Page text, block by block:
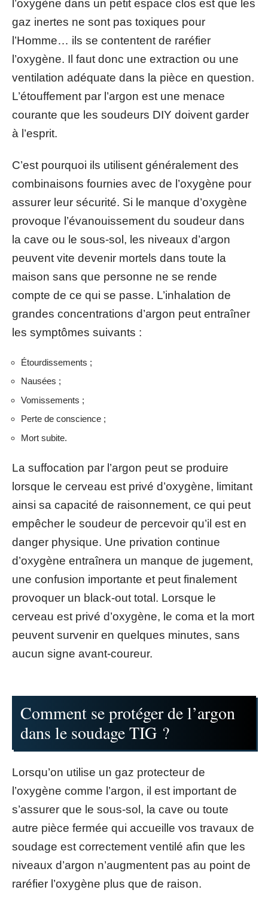
l’oxygène dans un petit espace clos est que les
gaz inertes ne sont pas toxiques pour
l’Homme… ils se contentent de raréfier
l’oxygène. Il faut donc une extraction ou une
ventilation adéquate dans la pièce en question.
L’étouffement par l’argon est une menace
courante que les soudeurs DIY doivent garder
à l’esprit.
C’est pourquoi ils utilisent généralement des
combinaisons fournies avec de l’oxygène pour
assurer leur sécurité. Si le manque d’oxygène
provoque l’évanouissement du soudeur dans
la cave ou le sous-sol, les niveaux d’argon
peuvent vite devenir mortels dans toute la
maison sans que personne ne se rende
compte de ce qui se passe. L’inhalation de
grandes concentrations d’argon peut entraîner
les symptômes suivants :
Étourdissements ;
Nausées ;
Vomissements ;
Perte de conscience ;
Mort subite.
La suffocation par l’argon peut se produire
lorsque le cerveau est privé d’oxygène, limitant
ainsi sa capacité de raisonnement, ce qui peut
empêcher le soudeur de percevoir qu’il est en
danger physique. Une privation continue
d’oxygène entraînera un manque de jugement,
une confusion importante et peut finalement
provoquer un black-out total. Lorsque le
cerveau est privé d’oxygène, le coma et la mort
peuvent survenir en quelques minutes, sans
aucun signe avant-coureur.
Comment se protéger de l’argon
dans le soudage TIG ?
Lorsqu’on utilise un gaz protecteur de
l’oxygène comme l’argon, il est important de
s’assurer que le sous-sol, la cave ou toute
autre pièce fermée qui accueille vos travaux de
soudage est correctement ventilé afin que les
niveaux d’argon n’augmentent pas au point de
raréfier l’oxygène plus que de raison.